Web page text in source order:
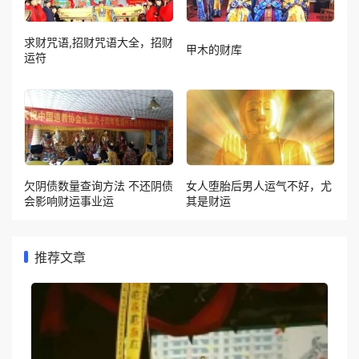
求财咒语,招财咒语大全，招财
运符
甲木的财库
欠阴债数量查询方法 不还阴债
会影响财运事业运
女人堕胎后男人运气不好，尤
其是财运
推荐文章